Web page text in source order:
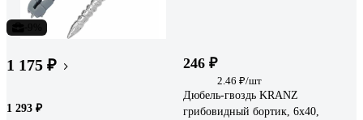
1 175 ₽
1 293 ₽
246 ₽
2.46 ₽/шт
Дюбель-гвоздь KRANZ
грибовидный бортик, 6x40,